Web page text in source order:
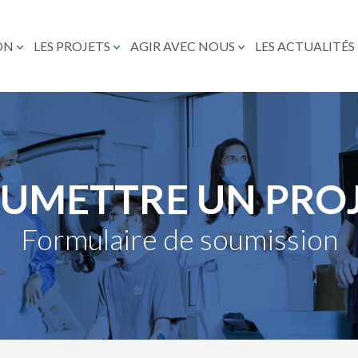
LES PROJETS AGIR AVEC NOUS LES ACTUALITÉS
UN
Formulaire de soumission